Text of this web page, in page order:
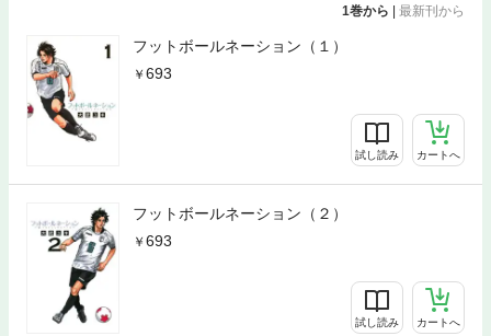
1巻から | 最新刊から
フットボールネーション（１）
693
試し読み カートへ
フットボールネーション（２）
693
試し読み カートへ